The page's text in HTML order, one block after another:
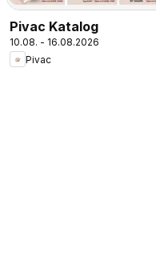
Pivac Katalog
10.08. - 16.08.2026
Pivac